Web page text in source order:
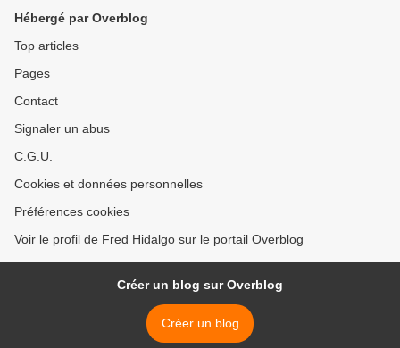
Hébergé par Overblog
Top articles
Pages
Contact
Signaler un abus
C.G.U.
Cookies et données personnelles
Préférences cookies
Voir le profil de Fred Hidalgo sur le portail Overblog
Créer un blog sur Overblog
Créer un blog